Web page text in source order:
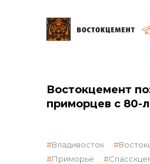
общая
объявленные
Востокцемент
приморцев с 80-
Владивосток
Приморье